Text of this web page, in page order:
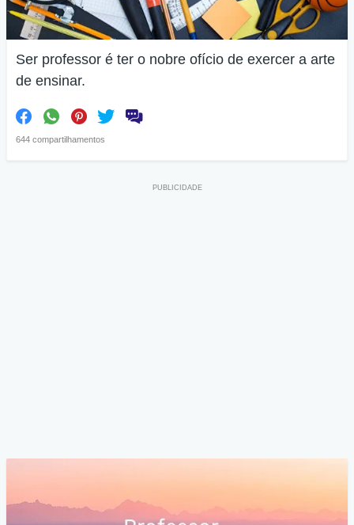
Ser professor é ter o nobre ofício de exercer a arte
de ensinar.
644 compartilhamentos